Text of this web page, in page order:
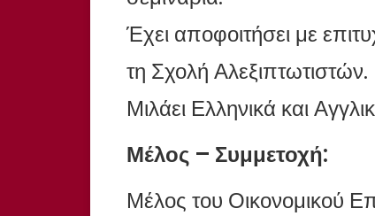
Έχει αποφοιτήσει με
τη Σχολή Αλεξιπτωτιστών.
Μιλάει Ελληνικά και
Μέλος – Συμμετοχή:
Μέλος του Οικονομικού